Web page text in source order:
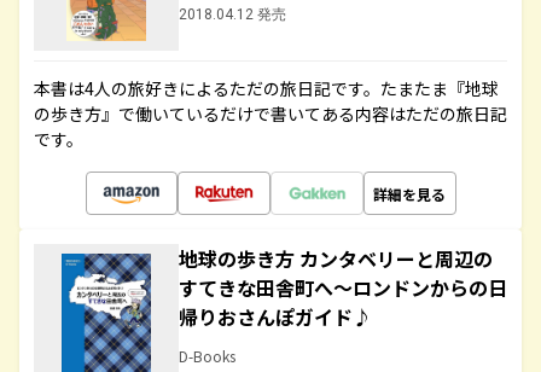
2018.04.12 発売
本書は4人の旅好きによるただの旅日記です。たまたま『地球
の歩き方』で働いているだけで書いてある内容はただの旅日記
です。
詳細を見る
地球の歩き方 カンタベリーと周辺の
すてきな田舎町へ～ロンドンからの日
帰りおさんぽガイド♪
D-Books